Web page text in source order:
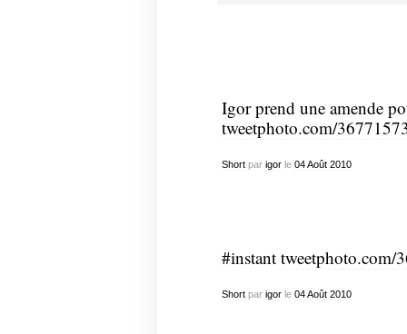
Igor prend une amende
tweetphoto.com/
Shortpar igorle 04 Août 2010
#instanttweetphoto.com/
Shortpar igorle 04 Août 2010